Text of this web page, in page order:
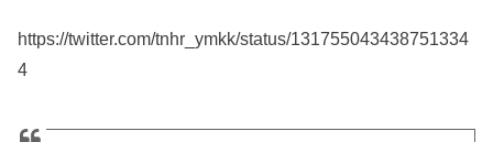
https://twitter.com/tnhr_ymkk/status/131755043438751334
4